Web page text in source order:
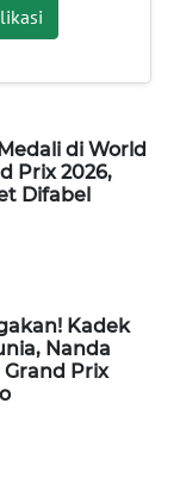
di World
Prix 2026,
Difabel
Kadek
Nanda
Grand Prix